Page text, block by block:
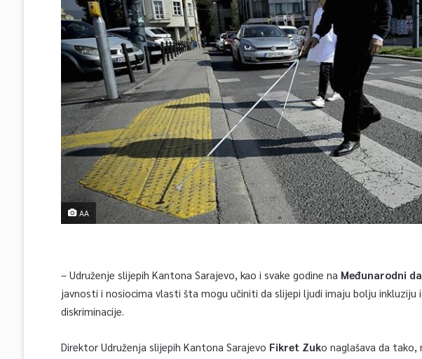
AA
– Udruženje slijepih Kantona Sarajevo, kao i svake godine na Međunarodni
javnosti i nosiocima vlasti šta mogu učiniti da slijepi ljudi imaju bolju inkluziju
diskriminacije.
Direktor Udruženja slijepih Kantona Sarajevo Fikret Zuko naglašava da tako,